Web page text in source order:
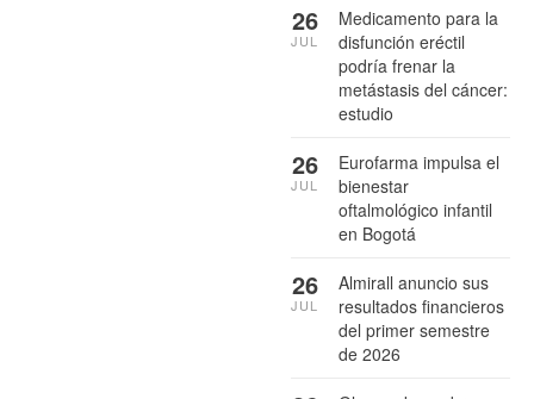
Medicamento para la
disfunción eréctil
podría frenar la
metástasis del cáncer:
estudio
26
JUL
Eurofarma impulsa el
bienestar
oftalmológico infantil
en Bogotá
26
JUL
Almirall anuncio sus
resultados financieros
del primer semestre
de 2026
26
JUL